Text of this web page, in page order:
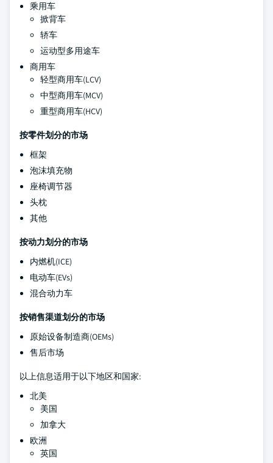
乘用车
掀背车
轿车
运动型多用途车
商用车
轻型商用车(LCV)
中型商用车(MCV)
重型商用车(HCV)
按零件划分的市场
框架
泡沫填充物
座椅调节器
头枕
其他
按动力划分的市场
内燃机(ICE)
电动车(EVs)
混合动力车
按销售渠道划分的市场
原始设备制造商(OEMs)
售后市场
以上信息适用于以下地区和国家:
北美
美国
加拿大
欧洲
英国